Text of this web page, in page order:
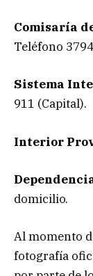
Comisaría
Teléfono
Sistema
911 (Capital).
Interior
domicilio.
Al momento
fotografía